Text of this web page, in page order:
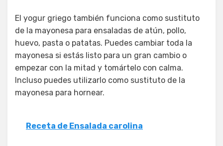
El yogur griego también funciona como sustituto
de la mayonesa para ensaladas de atún, pollo,
huevo, pasta o patatas. Puedes cambiar toda la
mayonesa si estás listo para un gran cambio o
empezar con la mitad y tomártelo con calma.
Incluso puedes utilizarlo como sustituto de la
mayonesa para hornear.
Receta de Ensalada carolina